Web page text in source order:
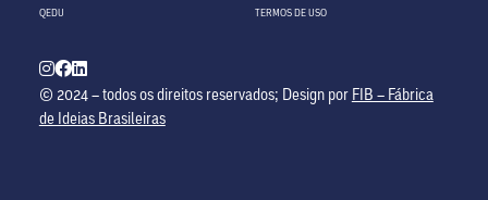
QEDU
TERMOS DE USO
© 2024 – todos os direitos reservados; Design por FIB – Fábrica
de Ideias Brasileiras